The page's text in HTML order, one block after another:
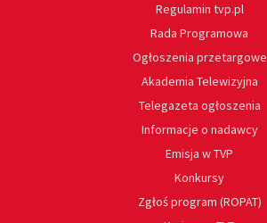
Regulamin tvp.pl
Rada Programowa
Ogłoszenia przetargowe
Akademia Telewizyjna
Telegazeta ogłoszenia
Informacje o nadawcy
Emisja w TVP
Konkursy
Zgłoś program (ROPAT)